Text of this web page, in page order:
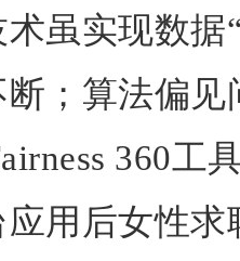
虽实现数据
；算法偏
360工
用后女性